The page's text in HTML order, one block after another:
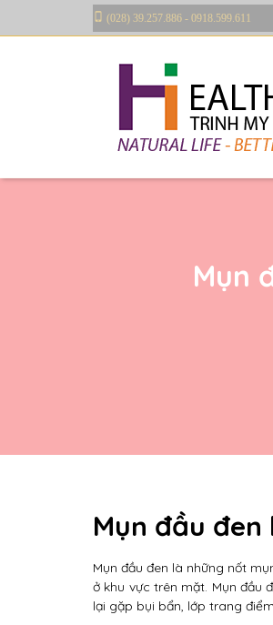
(028) 39.257.886 - 0918.599.611
Mụn
Mụn đầu đen
Mụn đầu đen là những nốt
ở khu vực trên mặt. Mụn đầu
lại gặp bụi bẩn, lớp trang